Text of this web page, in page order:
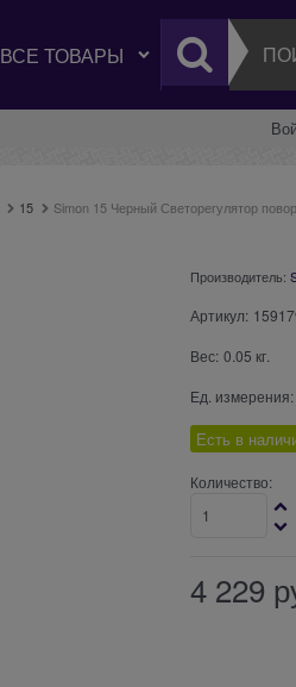
15 Simon 15 Черный Светорегулятор
Производитель:
Артикул:
Вес: 0.05 кг.
Ед. измерения:
Есть в
Количество:
4 229